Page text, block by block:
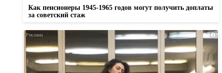
Как пенсионеры 1945-1965 годов могут получить доплаты
за советский стаж
i